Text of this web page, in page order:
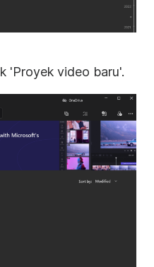
'Proyek video baru'.